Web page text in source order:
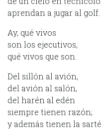
aprendan a jugar al golf.
Ay, qué vivos
son los ejecutivos,
qué vivos que son.
Del sillón al avión,
del avión al salón,
del harén al edén
siempre tienen razón;
y además tienen la